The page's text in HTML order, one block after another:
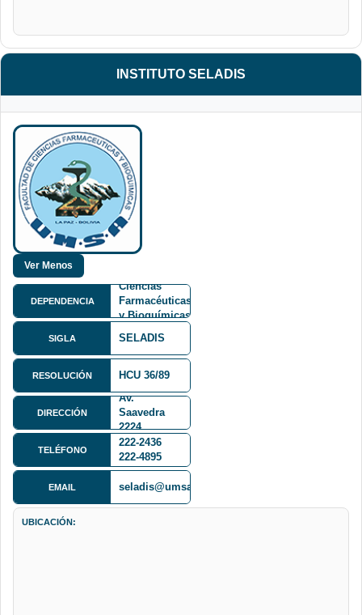
INSTITUTO SELADIS
DEPENDENCIA
Ciencias
Farmacéuticas
y Bioquímicas
SIGLA SELADIS
RESOLUCIÓN HCU 36/89
DIRECCIÓN
Av.
Saavedra
2224
TELÉFONO
222-2436
222-4895
EMAIL seladis@umsa.bo
UBICACIÓN: